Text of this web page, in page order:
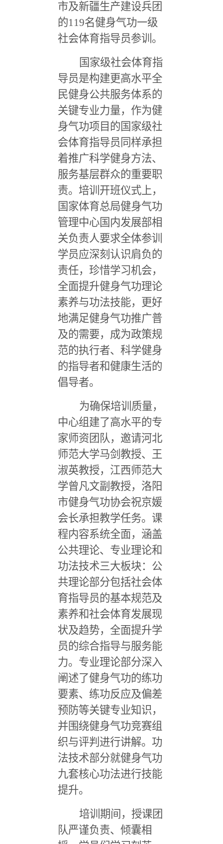
市及新疆生产建设兵团
的119名健身气功一级
社会体育指导员参训。
国家级社会体育指
导员是构建更高水平全
民健身公共服务体系的
关键专业力量，作为健
身气功项目的国家级社
会体育指导员同样承担
着推广科学健身方法、
服务基层群众的重要职
责。培训开班仪式上，
国家体育总局健身气功
管理中心国内发展部相
关负责人要求全体参训
学员应深刻认识肩负的
责任，珍惜学习机会，
全面提升健身气功理论
素养与功法技能，更好
地满足健身气功推广普
及的需要，成为政策规
范的执行者、科学健身
的指导者和健康生活的
倡导者。
为确保培训质量，
中心组建了高水平的专
家师资团队，邀请河北
师范大学马剑教授、王
淑英教授，江西师范大
学曾凡文副教授，洛阳
市健身气功协会祝京媛
会长承担教学任务。课
程内容系统全面，涵盖
公共理论、专业理论和
功法技术三大板块：公
共理论部分包括社会体
育指导员的基本规范及
素养和社会体育发展现
状及趋势，全面提升学
员的综合指导与服务能
力。专业理论部分深入
阐述了健身气功的练功
要素、练功反应及偏差
预防等关键专业知识，
并围绕健身气功竞赛组
织与评判进行讲解。功
法技术部分就健身气功
九套核心功法进行技能
提升。
培训期间，授课团
队严谨负责、倾囊相